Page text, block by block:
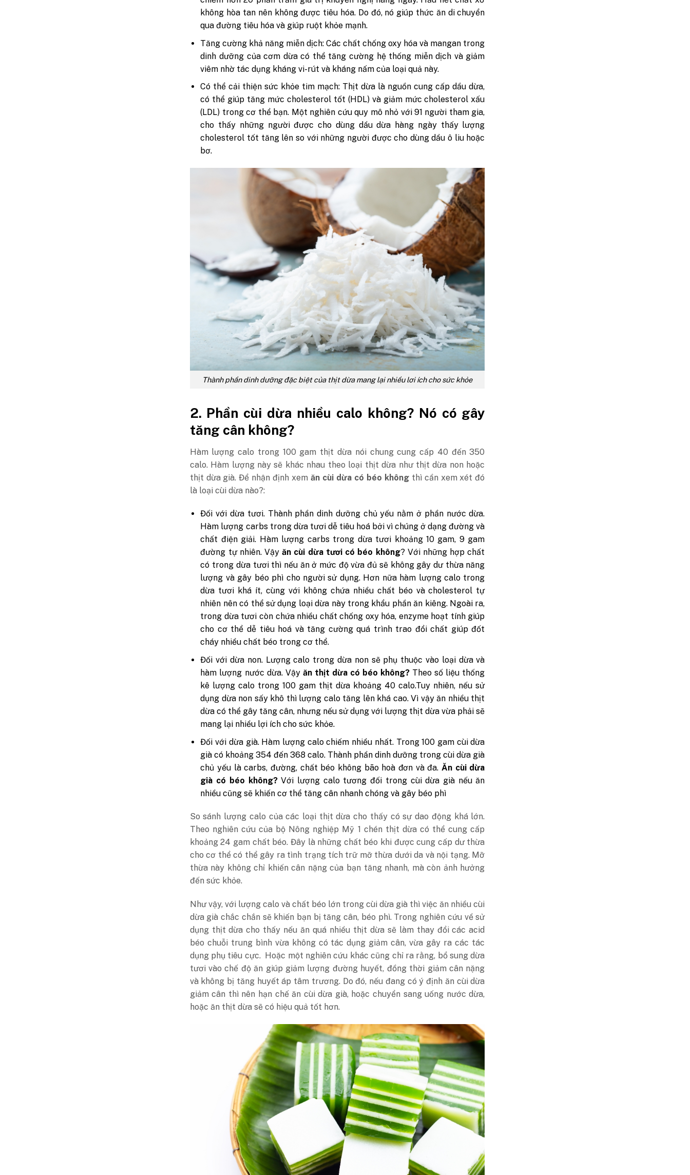
không hòa tan nên không được tiêu hóa. Do đó, nó giúp thức ăn di chuyển
qua đường tiêu hóa và giúp ruột khỏe mạnh.
Tăng cường khả năng miễn dịch: Các chất chống oxy hóa và mangan trong
dinh dưỡng của cơm dừa có thể tăng cường hệ thống miễn dịch và giảm
viêm nhờ tác dụng kháng vi-rút và kháng nấm của loại quả này.
Có thể cải thiện sức khỏe tim mạch: Thịt dừa là nguồn cung cấp dầu dừa,
có thể giúp tăng mức cholesterol tốt (HDL) và giảm mức cholesterol xấu
(LDL) trong cơ thể bạn. Một nghiên cứu quy mô nhỏ với 91 người tham gia,
cho thấy những người được cho dùng dầu dừa hàng ngày thấy lượng
cholesterol tốt tăng lên so với những người được cho dùng dầu ô liu hoặc
bơ.
Thành phần dinh dưỡng đặc biệt của thịt dừa mang lại nhiều lơi ích cho sức khỏe
2. Phần cùi dừa nhiều calo không? Nó có gây
tăng cân không?
Hàm lượng calo trong 100 gam thịt dừa nói chung cung cấp 40 đến 350
calo. Hàm lượng này sẽ khác nhau theo loại thịt dừa như thịt dừa non hoặc
thịt dừa già. Để nhận định xemăn cùi dừa có béo khôngthì cần xem xét đó
là loại cùi dừa nào?:
Đối với dừa tươi. Thành phần dinh dưỡng chủ yếu nằm ở phần nước dừa.
Hàm lượng carbs trong dừa tươi dễ tiêu hoá bởi vì chúng ở dạng đường và
chất điện giải. Hàm lượng carbs trong dừa tươi khoảng 10 gam, 9 gam
đường tự nhiên. Vậyăn cùi dừa tươi có béo không? Với những hợp chất
có trong dừa tươi thì nếu ăn ở mức độ vừa đủ sẽ không gây dư thừa năng
lượng và gây béo phì cho người sử dụng. Hơn nữa hàm lượng calo trong
dừa tươi khá ít, cùng với không chứa nhiều chất béo và cholesterol tự
nhiên nên có thể sử dụng loại dừa này trong khẩu phần ăn kiêng. Ngoài ra,
trong dừa tươi còn chứa nhiều chất chống oxy hóa, enzyme hoạt tính giúp
cho cơ thể dễ tiêu hoá và tăng cường quá trình trao đổi chất giúp đốt
cháy nhiều chất béo trong cơ thể.
Đối với dừa non. Lượng calo trong dừa non sẽ phụ thuộc vào loại dừa và
hàm lượng nước dừa. Vậy ăn thịt dừa có béo không? Theo số liệu thống
kê lượng calo trong 100 gam thịt dừa khoảng 40 calo.Tuy nhiên, nếu sử
dụng dừa non sấy khô thì lượng calo tăng lên khá cao. Vì vậy ăn nhiều thịt
dừa có thể gây tăng cân, nhưng nếu sử dụng với lượng thịt dừa vừa phải sẽ
mang lại nhiều lợi ích cho sức khỏe.
Đối với dừa già. Hàm lượng calo chiếm nhiều nhất. Trong 100 gam cùi dừa
già có khoảng 354 đến 368 calo. Thành phần dinh dưỡng trong cùi dừa già
chủ yếu là carbs, đường, chất béo không bão hoà đơn và đa. Ăn cùi dừa
già có béo không?Với lượng calo tương đối trong cùi dừa già nếu ăn
nhiều cũng sẽ khiến cơ thể tăng cân nhanh chóng và gây béo phì
So sánh lượng calo của các loại thịt dừa cho thấy có sự dao động khá lớn.
Theo nghiên cứu của bộ Nông nghiệp Mỹ 1 chén thịt dừa có thể cung cấp
khoảng 24 gam chất béo. Đây là những chất béo khi được cung cấp dư thừa
cho cơ thể có thể gây ra tình trạng tích trữ mỡ thừa dưới da và nội tạng. Mỡ
thừa này không chỉ khiến cân nặng của bạn tăng nhanh, mà còn ảnh hưởng
đến sức khỏe.
Như vậy, với lượng calo và chất béo lớn trong cùi dừa già thì việc ăn nhiều cùi
dừa già chắc chắn sẽ khiến bạn bị tăng cân, béo phì. Trong nghiên cứu về sử
dụng thịt dừa cho thấy nếu ăn quá nhiều thịt dừa sẽ làm thay đổi các acid
béo chuỗi trung bình vừa không có tác dụng giảm cân, vừa gây ra các tác
dụng phụ tiêu cực. Hoặc một nghiên cứu khác cũng chỉ ra rằng, bổ sung dừa
tươi vào chế độ ăn giúp giảm lượng đường huyết, đồng thời giảm cân nặng
và không bị tăng huyết áp tâm trương. Do đó, nếu đang có ý định ăn cùi dừa
giảm cân thì nên hạn chế ăn cùi dừa già, hoặc chuyển sang uống nước dừa,
hoặc ăn thịt dừa sẽ có hiệu quả tốt hơn.